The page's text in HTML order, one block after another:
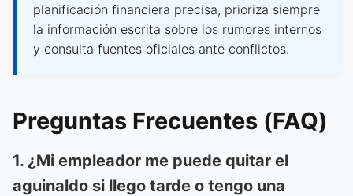
planificación financiera precisa, prioriza siempre
la información escrita sobre los rumores internos
y consulta fuentes oficiales ante conflictos.
Preguntas Frecuentes (FAQ)
1. ¿Mi empleador me puede quitar el
aguinaldo si llego tarde o tengo una